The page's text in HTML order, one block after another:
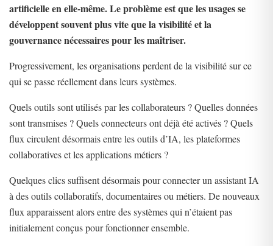
artificielle en elle-même. Le problème est que les usages se
développent souvent plus vite que la visibilité et la
gouvernance nécessaires pour les maîtriser.
Progressivement, les organisations perdent de la visibilité sur ce
qui se passe réellement dans leurs systèmes.
Quels outils sont utilisés par les collaborateurs ? Quelles données
sont transmises ? Quels connecteurs ont déjà été activés ? Quels
flux circulent désormais entre les outils d’IA, les plateformes
collaboratives et les applications métiers ?
Quelques clics suffisent désormais pour connecter un assistant IA
à des outils collaboratifs, documentaires ou métiers. De nouveaux
flux apparaissent alors entre des systèmes qui n’étaient pas
initialement conçus pour fonctionner ensemble.